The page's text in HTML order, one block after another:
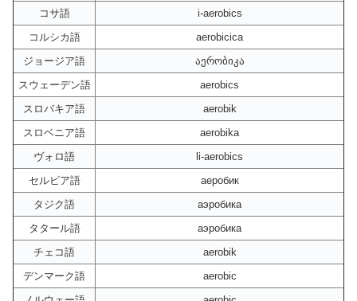
コサ語
i-aerobics
コルシカ語
aerobicica
ジョージア語
აერობიკა
スウェーデン語
aerobics
スロバキア語
aerobik
スロベニア語
aerobika
ヴォロ語
li-aerobics
セルビア語
аеробик
タジク語
аэробика
タタール語
аэробика
チェコ語
aerobik
デンマーク語
aerobic